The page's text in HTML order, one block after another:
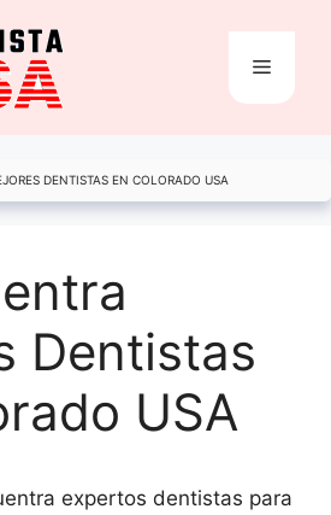
Menú
DENTISTAS EN COLORADO USA
Dentistas
USA
expertos dentistas para